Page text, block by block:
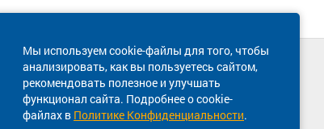
Мы используем cookie-файлы для того, чтобы
анализировать, как вы пользуетесь сайтом,
рекомендовать полезное и улучшать
функционал сайта. Подробнее о cookie-
файлах в Политике Конфиденциальности.
Техническая поддержка сайта
8 800 600-03-38